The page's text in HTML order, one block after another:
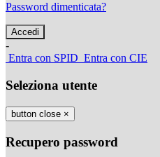
Password dimenticata?
-
Entra con SPID Entra con CIE
Seleziona utente
button close ×
Recupero password